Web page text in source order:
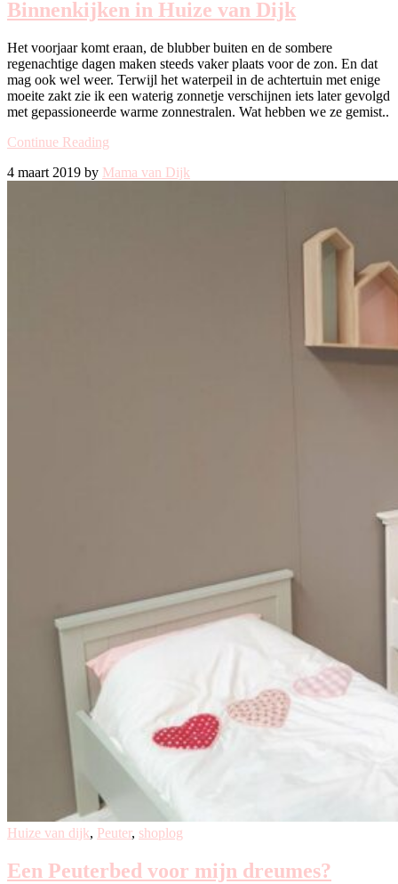
Binnenkijken in Huize van Dijk
Het voorjaar komt eraan, de blubber buiten en de sombere
regenachtige dagen maken steeds vaker plaats voor de zon. En dat
mag ook wel weer. Terwijl het waterpeil in de achtertuin met enige
moeite zakt zie ik een waterig zonnetje verschijnen iets later gevolgd
met gepassioneerde warme zonnestralen. Wat hebben we ze gemist..
Continue Reading
4 maart 2019 by Mama van Dijk
Huize van dijk, Peuter, shoplog
Een Peuterbed voor mijn dreumes?